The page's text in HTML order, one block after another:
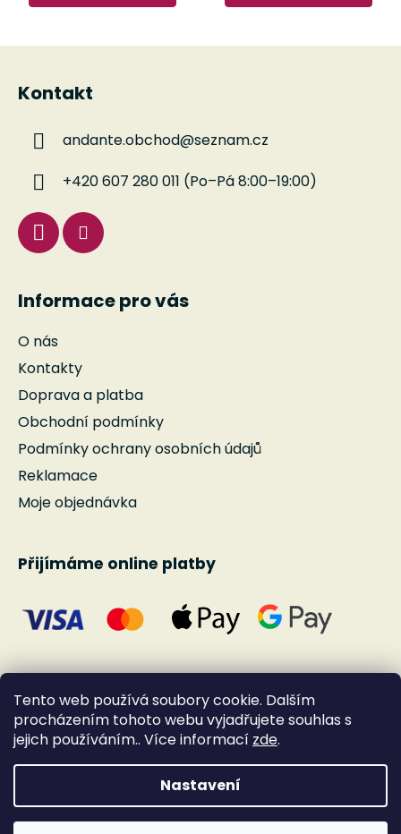
Tento web používá soubory cookie. Dalším
procházením tohoto webu vyjadřujete souhlas s
jejich používáním.. Více informací zde.
Nastavení
Kontakt
andante.obchod@seznam.cz
+420 607 280 011 (Po–Pá 8:00–19:00)
Informace pro vás
O nás
Kontakty
Doprava a platba
Obchodní podmínky
Podmínky ochrany osobních údajů
Reklamace
Moje objednávka
Přijímáme online platby
Vytvořil Shoptet